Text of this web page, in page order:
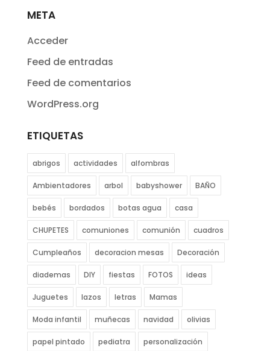
META
Acceder
Feed de entradas
Feed de comentarios
WordPress.org
ETIQUETAS
abrigos actividades alfombras
Ambientadores arbol babyshower BAÑO
bebés bordados botas agua casa
CHUPETES comuniones comunión cuadros
Cumpleaños decoracion mesas Decoración
diademas DIY fiestas FOTOS ideas
Juguetes lazos letras Mamas
Moda infantil muñecas navidad olivias
papel pintado pediatra personalización